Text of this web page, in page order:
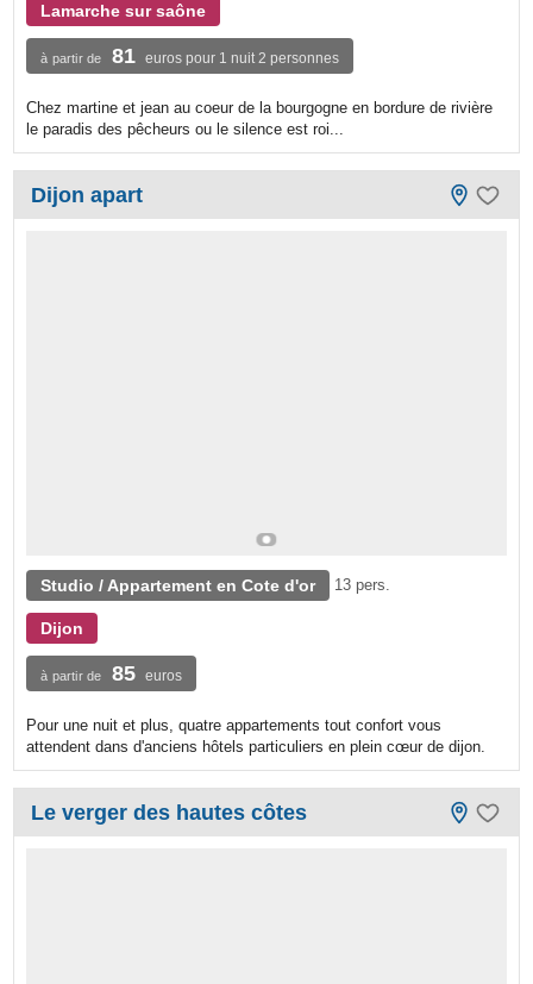
Lamarche sur saône
à partir de 81 euros pour 1 nuit 2 personnes
Chez martine et jean au coeur de la bourgogne en bordure de rivière
le paradis des pêcheurs ou le silence est roi...
Dijon apart
Studio / Appartement en Cote d'or 13 pers.
Dijon
à partir de 85 euros
Pour une nuit et plus, quatre appartements tout confort vous
attendent dans d'anciens hôtels particuliers en plein cœur de dijon.
Le verger des hautes côtes